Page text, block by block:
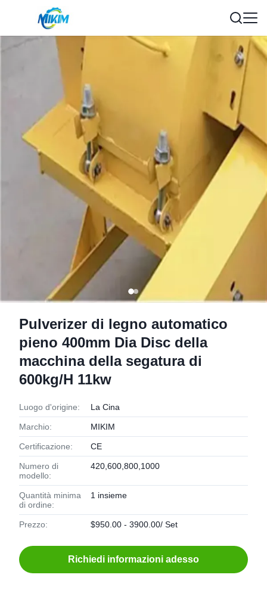
Pulverizer di legno automatico
pieno 400mm Dia Disc della
macchina della segatura di
600kg/H 11kw
Luogo d'origine: La Cina
Marchio: MIKIM
Certificazione: CE
Numero di
modello:
420,600,800,1000
Quantità minima
di ordine:
1 insieme
Prezzo: $950.00 - 3900.00/ Set
Richiedi informazioni adesso